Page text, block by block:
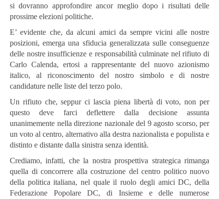
si dovranno approfondire ancor meglio dopo i risultati delle
prossime elezioni politiche.
E’ evidente che, da alcuni amici da sempre vicini alle nostre
posizioni, emerga una sfiducia generalizzata sulle conseguenze
delle nostre insufficienze e responsabilità culminate nel rifiuto di
Carlo Calenda, ertosi a rappresentante del nuovo azionismo
italico, al riconoscimento del nostro simbolo e di nostre
candidature nelle liste del terzo polo.
Un rifiuto che, seppur ci lascia piena libertà di voto, non per
questo deve farci deflettere dalla decisione assunta
unanimemente nella direzione nazionale del 9 agosto scorso, per
un voto al centro, alternativo alla destra nazionalista e populista e
distinto e distante dalla sinistra senza identità.
Crediamo, infatti, che la nostra prospettiva strategica rimanga
quella di concorrere alla costruzione del centro politico nuovo
della politica italiana, nel quale il ruolo degli amici DC, della
Federazione Popolare DC, di Insieme e delle numerose